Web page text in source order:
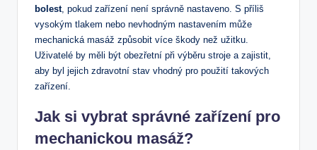
bolest, ​pokud zařízení není správně nastaveno. S příliš⁣
vysokým tlakem nebo nevhodným nastavením může
⁤mechanická masáž ⁢způsobit více škody než ​užitku.‍
Uživatelé by ⁤měli být obezřetní‌ při ‌výběru ​stroje a zajistit,‍
aby byl jejich zdravotní stav vhodný pro použití takových
zařízení.
Jak si vybrat správné⁣ zařízení pro
mechanickou⁢ masáž?